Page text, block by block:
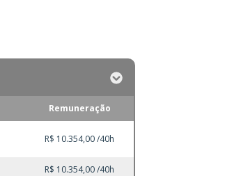
Remuneração
R$ 10.354,00 /40h
R$ 10.354,00 /40h